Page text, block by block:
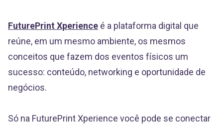
FuturePrint Xperience é a plataforma digital que
reúne, em um mesmo ambiente, os mesmos
conceitos que fazem dos eventos físicos um
sucesso: conteúdo, networking e oportunidade de
negócios.
Só na FuturePrint Xperience você pode se conectar